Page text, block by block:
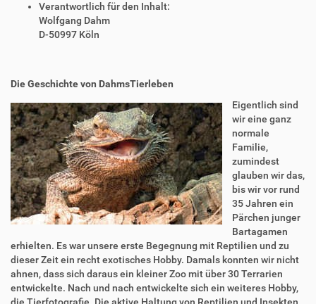
Verantwortlich für den Inhalt:
Wolfgang Dahm
D-50997 Köln
Die Geschichte von DahmsTierleben
Eigentlich sind
wir eine ganz
normale
Familie,
zumindest
glauben wir das,
bis wir vor rund
35 Jahren ein
Pärchen junger
Bartagamen
erhielten. Es war unsere erste Begegnung mit Reptilien und zu
dieser Zeit ein recht exotisches Hobby. Damals konnten wir nicht
ahnen, dass sich daraus ein kleiner Zoo mit über 30 Terrarien
entwickelte. Nach und nach entwickelte sich ein weiteres Hobby,